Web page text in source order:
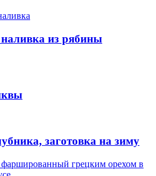
из рябины
заготовка на зиму